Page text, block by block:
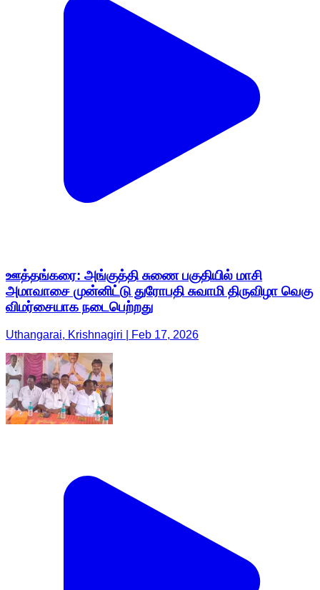
ஊத்தங்கரை: அங்குத்தி சுணை பகுதியில் மாசி
அமாவாசை முன்னிட்டு துரோபதி சுவாமி திருவிழா வெகு
விமர்சையாக நடைபெற்றது
Uthangarai, Krishnagiri | Feb 17, 2026